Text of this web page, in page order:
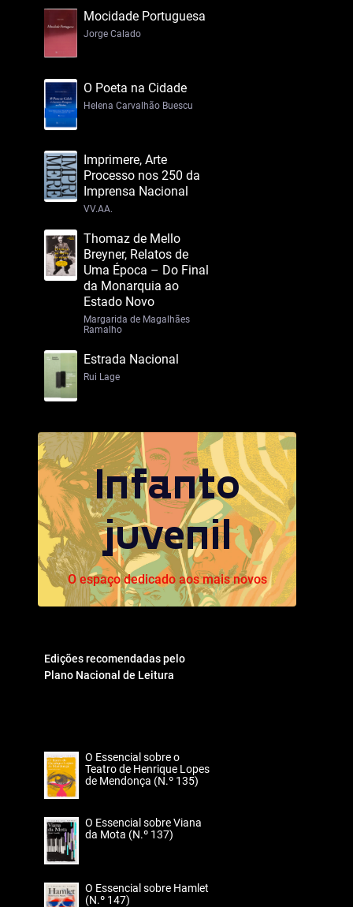
Mocidade Portuguesa
Jorge Calado
O Poeta na Cidade
Helena Carvalhão Buescu
Imprimere, Arte
Processo nos 250 da
Imprensa Nacional
VV.AA.
Thomaz de Mello
Breyner, Relatos de
Uma Época – Do Final
da Monarquia ao
Estado Novo
Margarida de Magalhães
Ramalho
Estrada Nacional
Rui Lage
Infanto
juvenil
O espaço dedicado aos mais novos
Edições recomendadas pelo
Plano Nacional de Leitura
O Essencial sobre o
Teatro de Henrique Lopes
de Mendonça (N.º 135)
O Essencial sobre Viana
da Mota (N.º 137)
O Essencial sobre Hamlet
(N.º 147)